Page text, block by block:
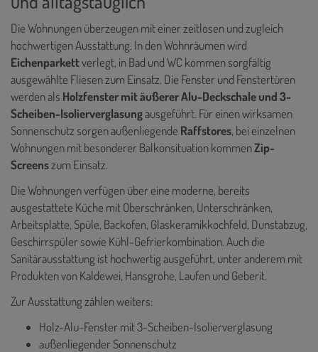
Die Wohnungen überzeugen mit einer zeitlosen und zugleich
hochwertigen Ausstattung. In den Wohnräumen wird
Eichenparkettverlegt, in Bad und WC kommen sorgfältig
ausgewählte Fliesen zum Einsatz. Die Fenster und Fenstertüren
werden als Holzfenster mit äußerer Alu-Deckschale und 3-
Scheiben-Isolierverglasungausgeführt. Für einen wirksamen
Sonnenschutz sorgen außenliegende Raffstores, bei einzelnen
Wohnungen mit besonderer Balkonsituation kommenZip-
Screenszum Einsatz.
Die Wohnungen verfügen über eine moderne, bereits
ausgestattete Küche mit Oberschränken, Unterschränken,
Arbeitsplatte, Spüle, Backofen, Glaskeramikkochfeld, Dunstabzug,
Geschirrspüler sowie Kühl-Gefrierkombination. Auch die
Sanitärausstattung ist hochwertig ausgeführt, unter anderem mit
Produkten von Kaldewei, Hansgrohe, Laufen und Geberit.
Zur Ausstattung zählen weiters:
Holz-Alu-Fenster mit 3-Scheiben-Isolierverglasung
außenliegender Sonnenschutz